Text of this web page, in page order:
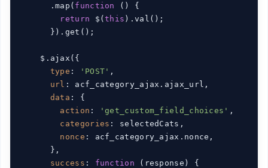
      .map(
function ( ) {
return $(this ).val();
      }).get();
    $.ajax({
type : 'POST' ,
url : acf_category_ajax.ajax_url,
data : {
action : 'get_custom_field_choices' ,
categories : selectedCats,
nonce : acf_category_ajax.nonce,
      },
success : function ( response ) {